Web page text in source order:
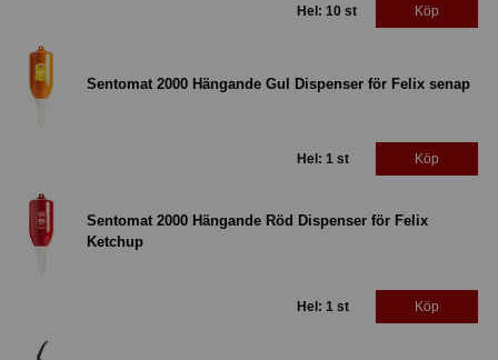
Hel: 10 st Köp
Sentomat 2000 Hängande Gul Dispenser för Felix senap
Hel: 1 st Köp
Sentomat 2000 Hängande Röd Dispenser för Felix
Ketchup
Hel: 1 st Köp